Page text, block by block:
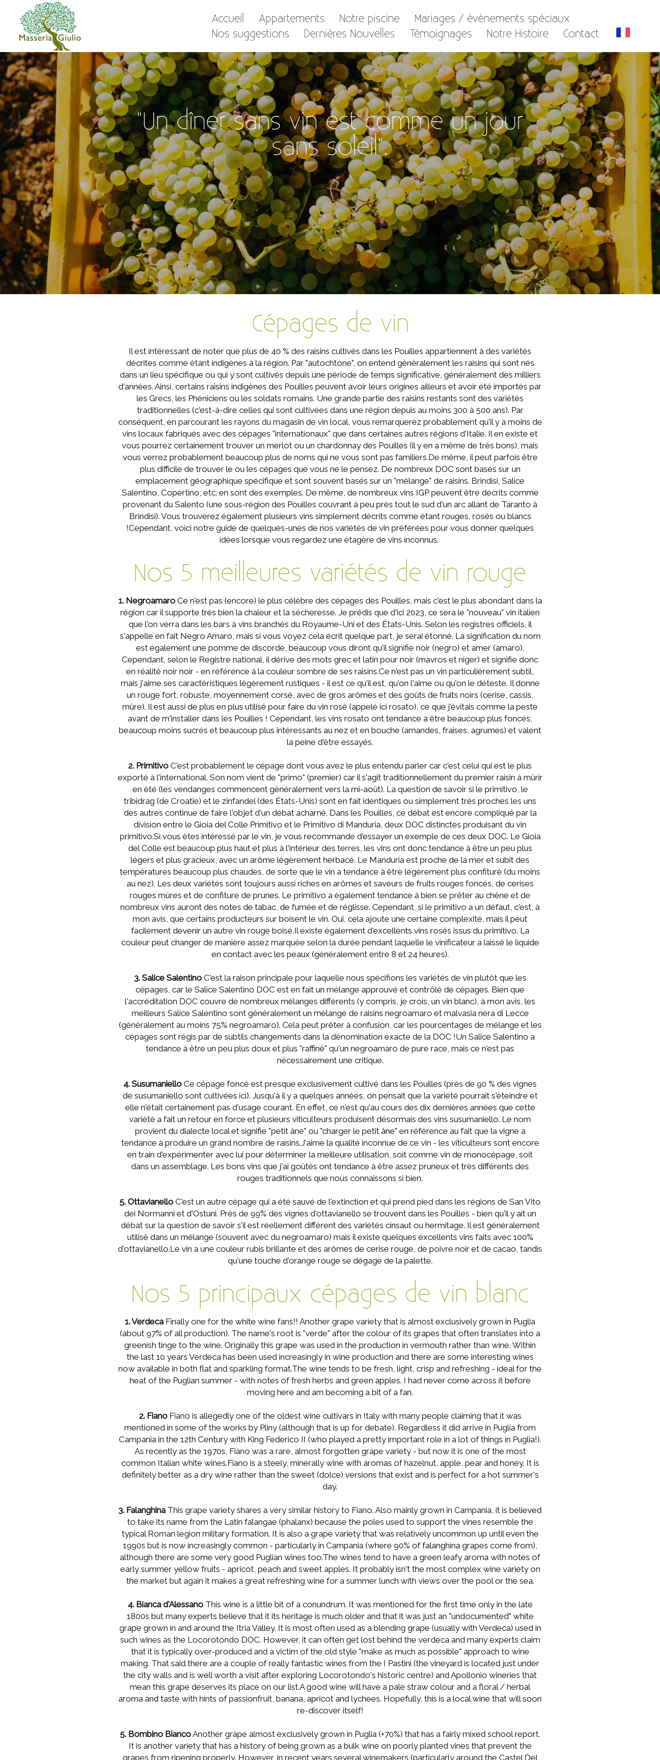
Accueil Appartements Notre piscine
Mariages / événements spéciaux
Nos suggestions
Dernières Nouvelles Témoignages Notre Histoire Contact
"Un dîner sans vin est comme un jour
sans soleil".
Cépages de vin
Il est intéressant de noter que plus de 40 % des raisins cultivés dans les Pouilles appartiennent à des variétés
décrites comme étant indigènes à la région. Par "autochtone", on entend généralement les raisins qui sont nés
dans un lieu spécifique ou qui y sont cultivés depuis une période de temps significative, généralement des milliers
d'années. Ainsi, certains raisins indigènes des Pouilles peuvent avoir leurs origines ailleurs et avoir été importés par
les Grecs, les Phéniciens ou les soldats romains. Une grande partie des raisins restants sont des variétés
traditionnelles (c'est-à-dire celles qui sont cultivées dans une région depuis au moins 300 à 500 ans). Par
conséquent, en parcourant les rayons du magasin de vin local, vous remarquerez probablement qu'il y a moins de
vins locaux fabriqués avec des cépages "internationaux" que dans certaines autres régions d'Italie. Il en existe et
vous pourrez certainement trouver un merlot ou un chardonnay des Pouilles (il y en a même de très bons), mais
vous verrez probablement beaucoup plus de noms qui ne vous sont pas familiers.De même, il peut parfois être
plus difficile de trouver le ou les cépages que vous ne le pensez. De nombreux DOC sont basés sur un
emplacement géographique spécifique et sont souvent basés sur un "mélange" de raisins. Brindisi, Salice
Salentino, Copertino, etc. en sont des exemples. De même, de nombreux vins IGP peuvent être décrits comme
provenant du Salento (une sous-région des Pouilles couvrant à peu près tout le sud d'un arc allant de Taranto à
Brindisi). Vous trouverez également plusieurs vins simplement décrits comme étant rouges, rosés ou blancs
!Cependant, voici notre guide de quelques-unes de nos variétés de vin préférées pour vous donner quelques
idées lorsque vous regardez une étagère de vins inconnus.
Nos 5 meilleures variétés de vin rouge
1. NegroamaroCe n'est pas (encore) le plus célèbre des cépages des Pouilles, mais c'est le plus abondant dans la
région car il supporte très bien la chaleur et la sécheresse. Je prédis que d'ici 2023, ce sera le "nouveau" vin italien
que l'on verra dans les bars à vins branchés du Royaume-Uni et des États-Unis. Selon les registres officiels, il
s'appelle en fait Negro Amaro, mais si vous voyez cela écrit quelque part, je serai étonné. La signification du nom
est également une pomme de discorde, beaucoup vous diront qu'il signifie noir (negro) et amer (amaro).
Cependant, selon le Registre national, il dérive des mots grec et latin pour noir (mavros et niger) et signifie donc
en réalité noir noir - en référence à la couleur sombre de ses raisins.Ce n'est pas un vin particulièrement subtil,
mais j'aime ses caractéristiques légèrement rustiques - il est ce qu'il est, qu'on l'aime ou qu'on le déteste. Il donne
un rouge fort, robuste, moyennement corsé, avec de gros arômes et des goûts de fruits noirs (cerise, cassis,
mûre). Il est aussi de plus en plus utilisé pour faire du vin rosé (appelé ici rosato), ce que j'évitais comme la peste
avant de m'installer dans les Pouilles ! Cependant, les vins rosato ont tendance à être beaucoup plus foncés,
beaucoup moins sucrés et beaucoup plus intéressants au nez et en bouche (amandes, fraises, agrumes) et valent
la peine d'être essayés.
2. Primitivo C'est probablement le cépage dont vous avez le plus entendu parler car c'est celui qui est le plus
exporté à l'international. Son nom vient de "primo" (premier) car il s'agit traditionnellement du premier raisin à mûrir
en été (les vendanges commencent généralement vers la mi-août). La question de savoir si le primitivo, le
tribidrag (de Croatie) et le zinfandel (des États-Unis) sont en fait identiques ou simplement très proches les uns
des autres continue de faire l'objet d'un débat acharné. Dans les Pouilles, ce débat est encore compliqué par la
division entre le Gioia del Colle Primitivo et le Primitivo di Manduria, deux DOC distinctes produisant du vin
primitivo.Si vous êtes intéressé par le vin, je vous recommande d'essayer un exemple de ces deux DOC. Le Gioia
del Colle est beaucoup plus haut et plus à l'intérieur des terres, les vins ont donc tendance à être un peu plus
légers et plus gracieux, avec un arôme légèrement herbacé. Le Manduria est proche de la mer et subit des
températures beaucoup plus chaudes, de sorte que le vin a tendance à être légèrement plus confituré (du moins
au nez). Les deux variétés sont toujours aussi riches en arômes et saveurs de fruits rouges foncés, de cerises
rouges mûres et de confiture de prunes. Le primitivo a également tendance à bien se prêter au chêne et de
nombreux vins auront des notes de tabac, de fumée et de réglisse. Cependant, si le primitivo a un défaut, c'est, à
mon avis, que certains producteurs sur boisent le vin. Oui, cela ajoute une certaine complexité, mais il peut
facilement devenir un autre vin rouge boisé.Il existe également d'excellents vins rosés issus du primitivo. La
couleur peut changer de manière assez marquée selon la durée pendant laquelle le vinificateur a laissé le liquide
en contact avec les peaux (généralement entre 8 et 24 heures).
3. Salice SalentinoC'est la raison principale pour laquelle nous spécifions les variétés de vin plutôt que les
cépages, car le Salice Salentino DOC est en fait un mélange approuvé et contrôlé de cépages. Bien que
l'accréditation DOC couvre de nombreux mélanges différents (y compris, je crois, un vin blanc), à mon avis, les
meilleurs Salice Salentino sont généralement un mélange de raisins negroamaro et malvasia nera di Lecce
(généralement au moins 75% negroamaro). Cela peut prêter à confusion, car les pourcentages de mélange et les
cépages sont régis par de subtils changements dans la dénomination exacte de la DOC !Un Salice Salentino a
tendance à être un peu plus doux et plus "raffiné" qu'un negroamaro de pure race, mais ce n'est pas
nécessairement une critique.
4. Susumaniello Ce cépage foncé est presque exclusivement cultivé dans les Pouilles (près de 90 % des vignes
de susumaniello sont cultivées ici). Jusqu'à il y a quelques années, on pensait que la variété pourrait s'éteindre et
elle n'était certainement pas d'usage courant. En effet, ce n'est qu'au cours des dix dernières années que cette
variété a fait un retour en force et plusieurs viticulteurs produisent désormais des vins susumaniello. Le nom
provient du dialecte local et signifie "petit âne" ou "charger le petit âne" en référence au fait que la vigne a
tendance à produire un grand nombre de raisins.J'aime la qualité inconnue de ce vin - les viticulteurs sont encore
en train d'expérimenter avec lui pour déterminer la meilleure utilisation, soit comme vin de monocépage, soit
dans un assemblage. Les bons vins que j'ai goûtés ont tendance à être assez pruneux et très différents des
rouges traditionnels que nous connaissons si bien.
5. Ottavianello C'est un autre cépage qui a été sauvé de l'extinction et qui prend pied dans les régions de San Vito
dei Normanni et d'Ostuni. Près de 99% des vignes d'ottavianello se trouvent dans les Pouilles - bien qu'il y ait un
débat sur la question de savoir s'il est réellement différent des variétés cinsaut ou hermitage. Il est généralement
utilisé dans un mélange (souvent avec du negroamaro) mais il existe quelques excellents vins faits avec 100%
d'ottavianello.Le vin a une couleur rubis brillante et des arômes de cerise rouge, de poivre noir et de cacao, tandis
qu'une touche d'orange rouge se dégage de la palette.
Nos 5 principaux cépages de vin blanc
1. Verdeca Finally one for the white wine fans!! Another grape variety that is almost exclusively grown in Puglia
(about 97% of all production). The name's root is "verde" after the colour of its grapes that often translates into a
greenish tinge to the wine. Originally this grape was used in the production in vermouth rather than wine. Within
the last 10 years Verdeca has been used increasingly in wine production and there are some interesting wines
now available in both flat and sparkling format.The wine tends to be fresh, light, crisp and refreshing - ideal for the
heat of the Puglian summer - with notes of fresh herbs and green apples. I had never come across it before
moving here and am becoming a bit of a fan.
2. FianoFiano is allegedly one of the oldest wine cultivars in Italy with many people claiming that it was
mentioned in some of the works by Pliny (although that is up for debate). Regardless it did arrive in Puglia from
Campania in the 12th Century with King Federico II (who played a pretty important role in a lot of things in Puglia!).
As recently as the 1970s, Fiano was a rare, almost forgotten grape variety - but now it is one of the most
common Italian white wines.Fiano is a steely, minerally wine with aromas of hazelnut, apple, pear and honey. It is
definitely better as a dry wine rather than the sweet (dolce) versions that exist and is perfect for a hot summer's
day.
3. Falanghina This grape variety shares a very similar history to Fiano. Also mainly grown in Campania, it is believed
to take its name from the Latin falangae (phalanx) because the poles used to support the vines resemble the
typical Roman legion military formation. It is also a grape variety that was relatively uncommon up until even the
1990s but is now increasingly common - particularly in Campania (where 90% of falanghina grapes come from),
although there are some very good Puglian wines too.The wines tend to have a green leafy aroma with notes of
early summer yellow fruits - apricot, peach and sweet apples. It probably isn't the most complex wine variety on
the market but again it makes a great refreshing wine for a summer lunch with views over the pool or the sea.
4. Bianca d'AlessanoThis wine is a little bit of a conundrum. It was mentioned for the first time only in the late
1800s but many experts believe that it its heritage is much older and that it was just an "undocumented" white
grape grown in and around the Itria Valley. It is most often used as a blending grape (usually with Verdeca) used in
such wines as the Locorotondo DOC. However, it can often get lost behind the verdeca and many experts claim
that it is typically over-produced and a victim of the old style "make as much as possible" approach to wine
making. That said there are a couple of really fantastic wines from the I Pastini (the vineyard is located just under
the city walls and is well worth a visit after exploring Locorotondo's historic centre) and Apollonio wineries that
mean this grape deserves its place on our list.A good wine will have a pale straw colour and a floral / herbal
aroma and taste with hints of passionfruit, banana, apricot and lychees. Hopefully, this is a local wine that will soon
re-discover itself!
5. Bombino BiancoAnother grape almost exclusively grown in Puglia (+70%) that has a fairly mixed school report.
It is another variety that has a history of being grown as a bulk wine on poorly planted vines that prevent the
grapes from ripening properly. However, in recent years several winemakers (particularly around the Castel Del